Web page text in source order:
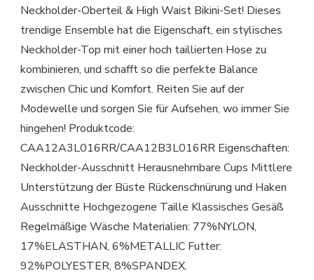
Neckholder-Oberteil & High Waist Bikini-Set! Dieses
trendige Ensemble hat die Eigenschaft, ein stylisches
Neckholder-Top mit einer hoch taillierten Hose zu
kombinieren, und schafft so die perfekte Balance
zwischen Chic und Komfort. Reiten Sie auf der
Modewelle und sorgen Sie für Aufsehen, wo immer Sie
hingehen! Produktcode:
CAA12A3L016RR/CAA12B3L016RR Eigenschaften:
Neckholder-Ausschnitt Herausnehmbare Cups Mittlere
Unterstützung der Büste Rückenschnürung und Haken
Ausschnitte Hochgezogene Taille Klassisches Gesäß
Regelmäßige Wäsche Materialien: 77%NYLON,
17%ELASTHAN, 6%METALLIC Futter:
92%POLYESTER, 8%SPANDEX.